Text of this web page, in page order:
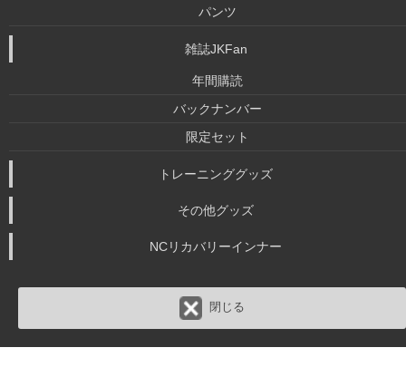
パンツ
雑誌JKFan
年間購読
バックナンバー
限定セット
トレーニンググッズ
その他グッズ
NCリカバリーインナー
閉じる